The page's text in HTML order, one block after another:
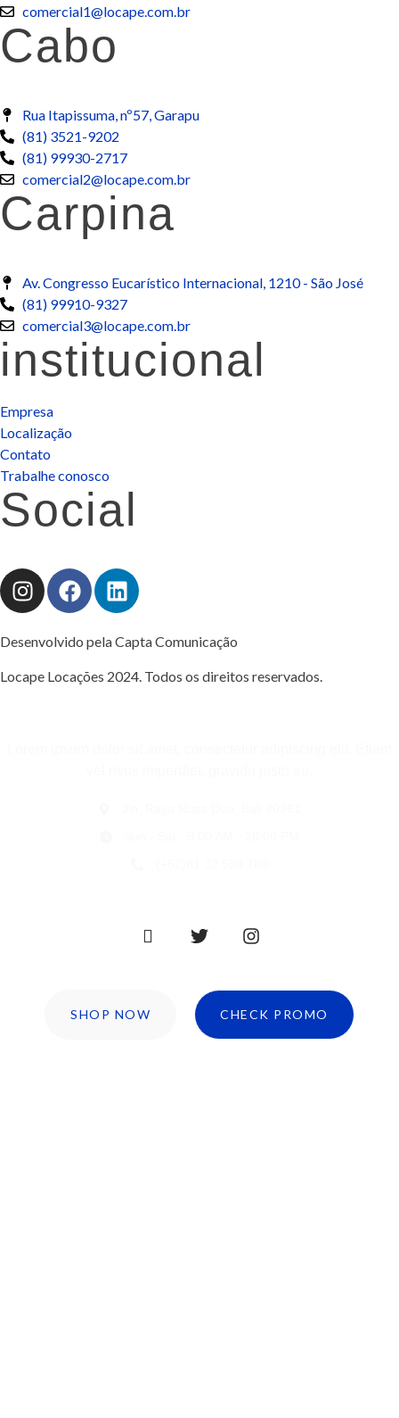
comercial1@locape.com.br
Cabo
Rua Itapissuma, nº57, Garapu
(81) 3521-9202
(81) 99930-2717
comercial2@locape.com.br
Carpina
Av. Congresso Eucarístico Internacional, 1210 - São José
(81) 99910-9327
comercial3@locape.com.br
institucional
Empresa
Localização
Contato
Trabalhe conosco
Social
Locape Locações 2024. Todos os direitos reservados.
Desenvolvido pela Capta Comunicação
SHOP NOW CHECK PROMO